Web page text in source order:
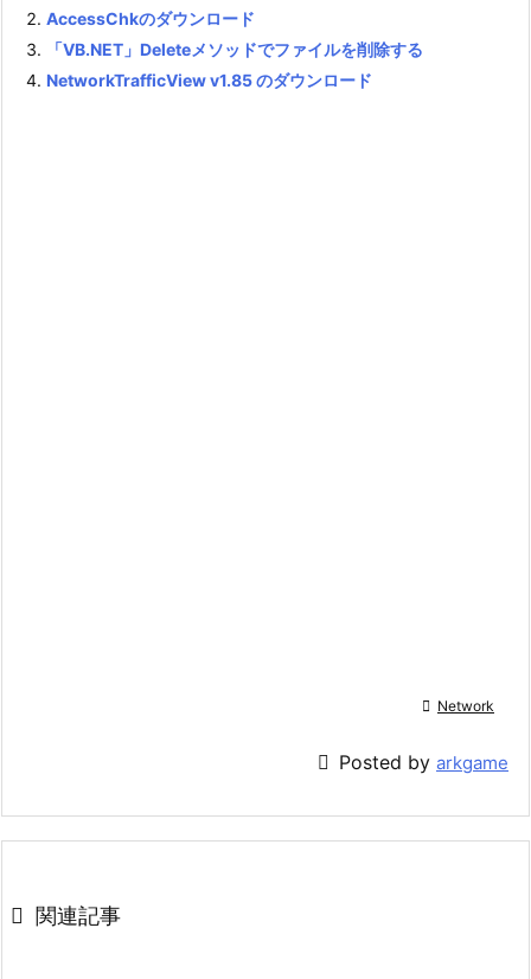
AccessChkのダウンロード
「VB.NET」Deleteメソッドでファイルを削除する
NetworkTrafficView v1.85 のダウンロード
 Network
 Posted by arkgame
 関連記事